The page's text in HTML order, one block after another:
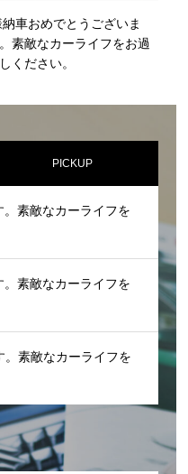
納車おめでとうございま
素敵なカーライフをお過
ください。
PICKUP
素敵なカーライフを
素敵なカーライフを
。素敵なカーライフを